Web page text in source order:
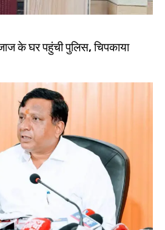
के घर पहुंची पुलिस, चिपकाया